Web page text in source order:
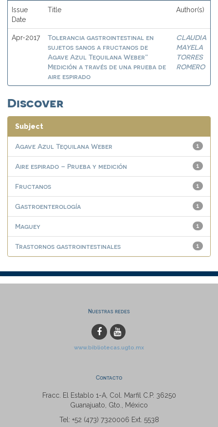
Issue
Date
Title Author(s)
Apr-2017
Tolerancia gastrointestinal en
sujetos sanos a fructanos de
Agave Azul Tequilana Weber”
Medición a través de una prueba de
aire espirado
CLAUDIA
MAYELA
TORRES
ROMERO
Discover
Subject
1
Agave Azul Tequilana Weber
1
Aire espirado – Prueba y medición
1
Fructanos
1
Gastroenterología
1
Maguey
1
Trastornos gastrointestinales
Nuestras redes
www.bibliotecas.ugto.mx
Contacto
Fracc. El Establo 1-A, Col. Marfil C.P. 36250
Guanajuato, Gto., México
Tel: +52 (473) 7320006 Ext. 5538